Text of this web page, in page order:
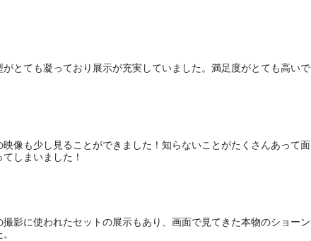
とても凝っており展示が充実していました。満足度がとても高いで
像も少し見ることができました！知らないことがたくさんあって面
しまいました！
影に使われたセットの展示もあり、画面で見てきた本物のショーン